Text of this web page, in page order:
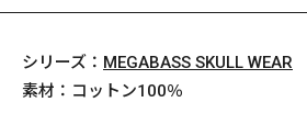
シリーズ： MEGABASS SKULL WEAR
素材： コットン100％